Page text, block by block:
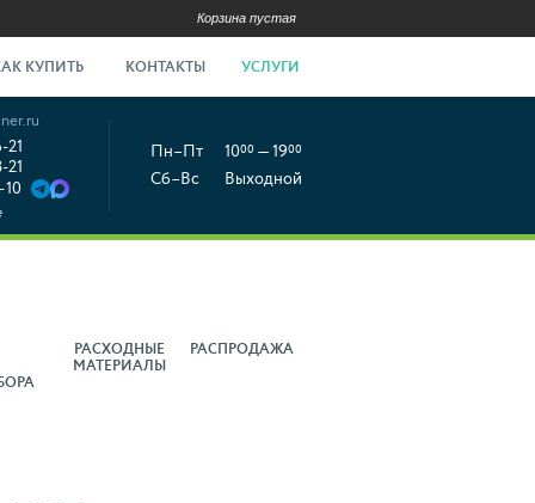
Корзина пустая
КУПИТЬ КОНТАКТЫ УСЛУГИ
21
21
10
Пн–Пт 1000 — 1900
Сб–Вс Выходной
РАСХОДНЫЕ
МАТЕРИАЛЫ
РАСПРОДАЖА